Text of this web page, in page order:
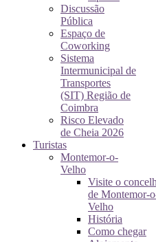
Discussão
Pública
Espaço de
Coworking
Sistema
Intermunicipal de
Transportes
(SIT) Região de
Coimbra
Risco Elevado
de Cheia 2026
Turistas
Montemor-o-
Velho
Visite o
de Montemor-
Velho
História
Como chegar